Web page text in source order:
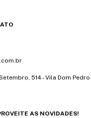
514 - Vila Dom Pedro
AS NOVIDADES!